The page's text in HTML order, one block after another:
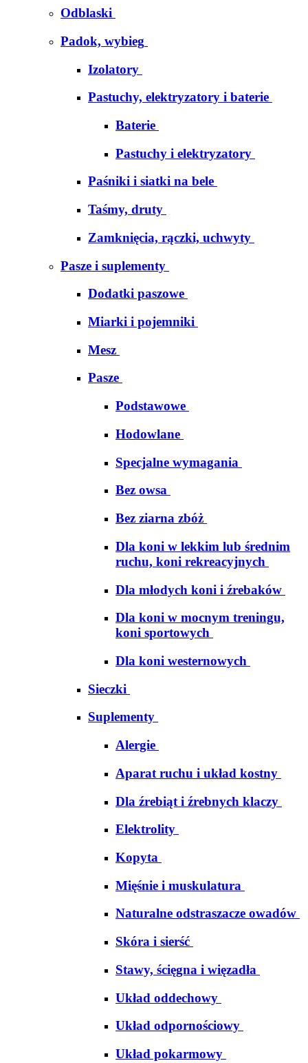
Odblaski
Padok, wybieg
Izolatory
Pastuchy, elektryzatory i baterie
Baterie
Pastuchy i elektryzatory
Paśniki i siatki na bele
Taśmy, druty
Zamknięcia, rączki, uchwyty
Pasze i suplementy
Dodatki paszowe
Miarki i pojemniki
Mesz
Pasze
Podstawowe
Hodowlane
Specjalne wymagania
Bez owsa
Bez ziarna zbóż
Dla koni w lekkim lub średnim
ruchu, koni rekreacyjnych
Dla młodych koni i źrebaków
Dla koni w mocnym treningu,
koni sportowych
Dla koni westernowych
Sieczki
Suplementy
Alergie
Aparat ruchu i układ kostny
Dla źrebiąt i źrebnych klaczy
Elektrolity
Kopyta
Mięśnie i muskulatura
Naturalne odstraszacze owadów
Skóra i sierść
Stawy, ścięgna i więzadła
Układ oddechowy
Układ odpornościowy
Układ pokarmowy